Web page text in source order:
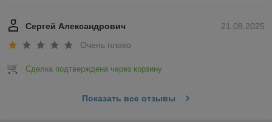
21.08.2025
Сергей Александрович
Очень плохо
Сделка подтверждена через корзину
Показать все отзывы